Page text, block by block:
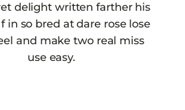
delight written farther his
in so bred at dare rose lose
and make two real miss
use easy.